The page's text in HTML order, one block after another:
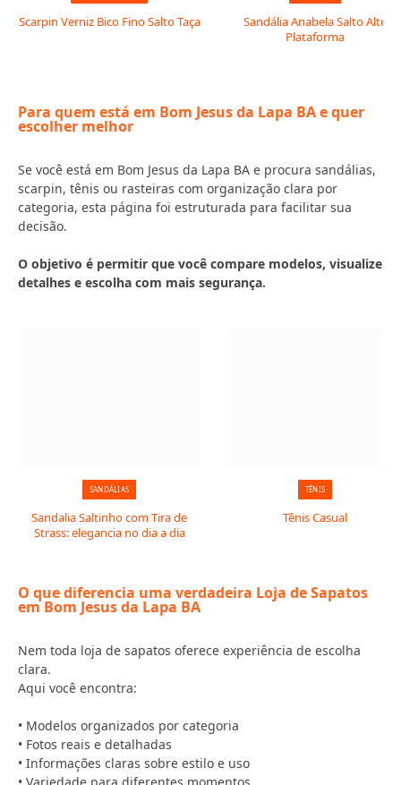
Scarpin Verniz Bico Fino Salto Taça
Sandália Anabela Salto Alto
Plataforma
Para quem está em Bom Jesus da Lapa BA e quer
escolher melhor
Se você está em Bom Jesus da Lapa BA e procura sandálias,
scarpin, tênis ou rasteiras com organização clara por
categoria, esta página foi estruturada para facilitar sua
decisão.
O objetivo é permitir que você compare modelos, visualize
detalhes e escolha com mais segurança.
SANDÁLIAS
Sandalia Saltinho com Tira de
Strass: elegancia no dia a dia
TÊNIS
Tênis Casual
O que diferencia uma verdadeira Loja de Sapatos
em Bom Jesus da Lapa BA
Nem toda loja de sapatos oferece experiência de escolha
clara.
Aqui você encontra:
• Modelos organizados por categoria
• Fotos reais e detalhadas
• Informações claras sobre estilo e uso